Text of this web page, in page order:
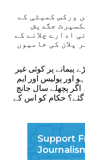
ورکس کمیٹی کے
جگدیش
ادارے چلانے کے
پلان کی خامیوں
پیمانے پر کوئی غیر
اور پولیس اور ایم
پچھلے سال جانچ
گئے؟ حکام کو اس کے
Support